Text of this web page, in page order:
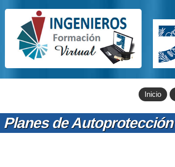
Inicio
Planes de Autoprotección